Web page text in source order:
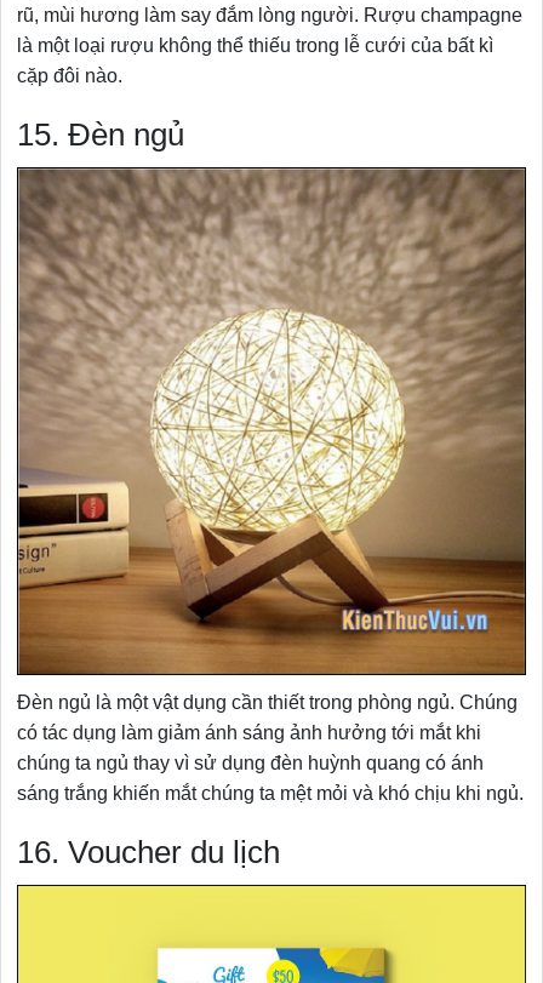
rũ, mùi hương làm say đắm lòng người. Rượu champagne
là một loại rượu không thể thiếu trong lễ cưới của bất kì
cặp đôi nào.
15. Đèn ngủ
Đèn ngủ là một vật dụng cần thiết trong phòng ngủ. Chúng
có tác dụng làm giảm ánh sáng ảnh hưởng tới mắt khi
chúng ta ngủ thay vì sử dụng đèn huỳnh quang có ánh
sáng trắng khiến mắt chúng ta mệt mỏi và khó chịu khi ngủ.
16. Voucher du lịch